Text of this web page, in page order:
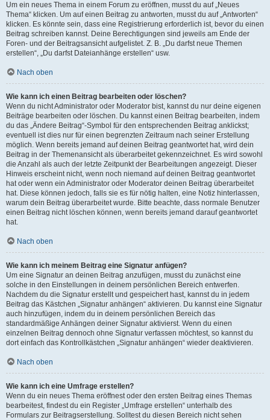
Um ein neues Thema in einem Forum zu eröffnen, musst du auf „Neues
Thema“ klicken. Um auf einen Beitrag zu antworten, musst du auf „Antworten“
klicken. Es könnte sein, dass eine Registrierung erforderlich ist, bevor du einen
Beitrag schreiben kannst. Deine Berechtigungen sind jeweils am Ende der
Foren- und der Beitragsansicht aufgelistet. Z. B. „Du darfst neue Themen
erstellen“, „Du darfst Dateianhänge erstellen“ usw.
Nach oben
Wie kann ich einen Beitrag bearbeiten oder löschen?
Wenn du nicht Administrator oder Moderator bist, kannst du nur deine eigenen
Beiträge bearbeiten oder löschen. Du kannst einen Beitrag bearbeiten, indem
du das „Ändere Beitrag“-Symbol für den entsprechenden Beitrag anklickst;
eventuell ist dies nur für einen begrenzten Zeitraum nach seiner Erstellung
möglich. Wenn bereits jemand auf deinen Beitrag geantwortet hat, wird dein
Beitrag in der Themenansicht als überarbeitet gekennzeichnet. Es wird sowohl
die Anzahl als auch der letzte Zeitpunkt der Bearbeitungen angezeigt. Dieser
Hinweis erscheint nicht, wenn noch niemand auf deinen Beitrag geantwortet
hat oder wenn ein Administrator oder Moderator deinen Beitrag überarbeitet
hat. Diese können jedoch, falls sie es für nötig halten, eine Notiz hinterlassen,
warum dein Beitrag überarbeitet wurde. Bitte beachte, dass normale Benutzer
einen Beitrag nicht löschen können, wenn bereits jemand darauf geantwortet
hat.
Nach oben
Wie kann ich meinem Beitrag eine Signatur anfügen?
Um eine Signatur an deinen Beitrag anzufügen, musst du zunächst eine
solche in den Einstellungen in deinem persönlichen Bereich entwerfen.
Nachdem du die Signatur erstellt und gespeichert hast, kannst du in jedem
Beitrag das Kästchen „Signatur anhängen“ aktivieren. Du kannst eine Signatur
auch hinzufügen, indem du in deinem persönlichen Bereich das
standardmäßige Anhängen deiner Signatur aktivierst. Wenn du einen
einzelnen Beitrag dennoch ohne Signatur verfassen möchtest, so kannst du
dort einfach das Kontrollkästchen „Signatur anhängen“ wieder deaktivieren.
Nach oben
Wie kann ich eine Umfrage erstellen?
Wenn du ein neues Thema eröffnest oder den ersten Beitrag eines Themas
bearbeitest, findest du ein Register „Umfrage erstellen“ unterhalb des
Formulars zur Beitragserstellung. Solltest du diesen Bereich nicht sehen